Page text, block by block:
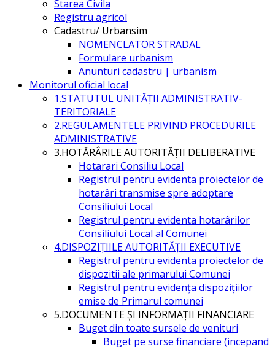
Starea Civila
Registru agricol
Cadastru/ Urbansim
NOMENCLATOR STRADAL
Formulare urbanism
Anunturi cadastru | urbanism
Monitorul oficial local
1.STATUTUL UNITĂŢII ADMINISTRATIV-
TERITORIALE
2.REGULAMENTELE PRIVIND PROCEDURILE
ADMINISTRATIVE
3.HOTĂRÂRILE AUTORITĂŢII DELIBERATIVE
Hotarari Consiliu Local
Registrul pentru evidenta proiectelor de
hotarâri transmise spre adoptare
Consiliului Local
Registrul pentru evidenta hotarârilor
Consiliului Local al Comunei
4.DISPOZIŢIILE AUTORITĂŢII EXECUTIVE
Registrul pentru evidenta proiectelor de
dispozitii ale primarului Comunei
Registrul pentru evidența dispozițiilor
emise de Primarul comunei
5.DOCUMENTE ŞI INFORMAŢII FINANCIARE
Buget din toate sursele de venituri
Buget pe surse financiare (incepand